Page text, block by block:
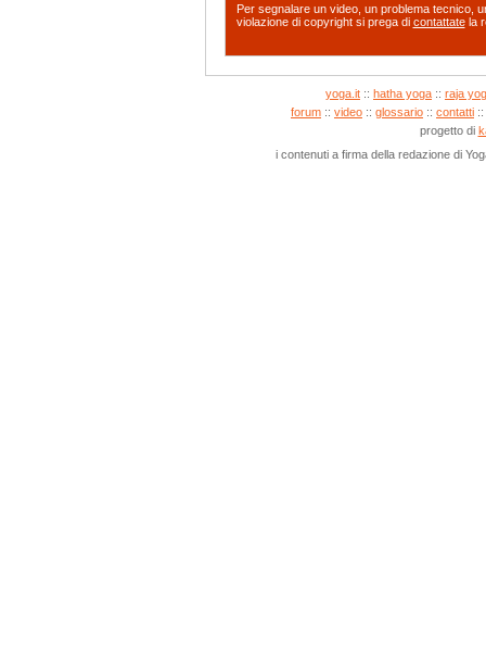
Per segnalare un video, un problema tecnico,
violazione di copyright si prega di contattatela
yoga.it :: hatha yoga :: raja
forum :: video :: glossario :: contatti ::
progetto di
i contenuti a firma della redazione di